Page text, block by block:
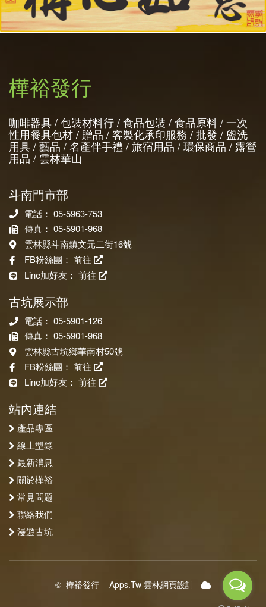
樺裕發行
咖啡器具 / 包裝材料行 / 食品包裝 / 食品原料 / 一次
性用餐具包材 / 贈品 / 客製化承印服務 / 批發 / 盥洗
用具 / 藝品 / 名產伴手禮 / 旅宿用品 / 環保商品 / 露營
用品 / 雲林華山
斗南門市部
電話： 05-5963-753
傳真： 05-5901-968
雲林縣斗南鎮文元二街16號
FB粉絲團： 前往
Line加好友： 前往
古坑展示部
電話： 05-5901-126
傳真： 05-5901-968
雲林縣古坑鄉華南村50號
FB粉絲團： 前往
Line加好友： 前往
站內連結
產品專區
線上型錄
最新消息
關於樺裕
常見問題
聯絡我們
漫遊古坑
© 樺裕發行- Apps.Tw 雲林網頁設計